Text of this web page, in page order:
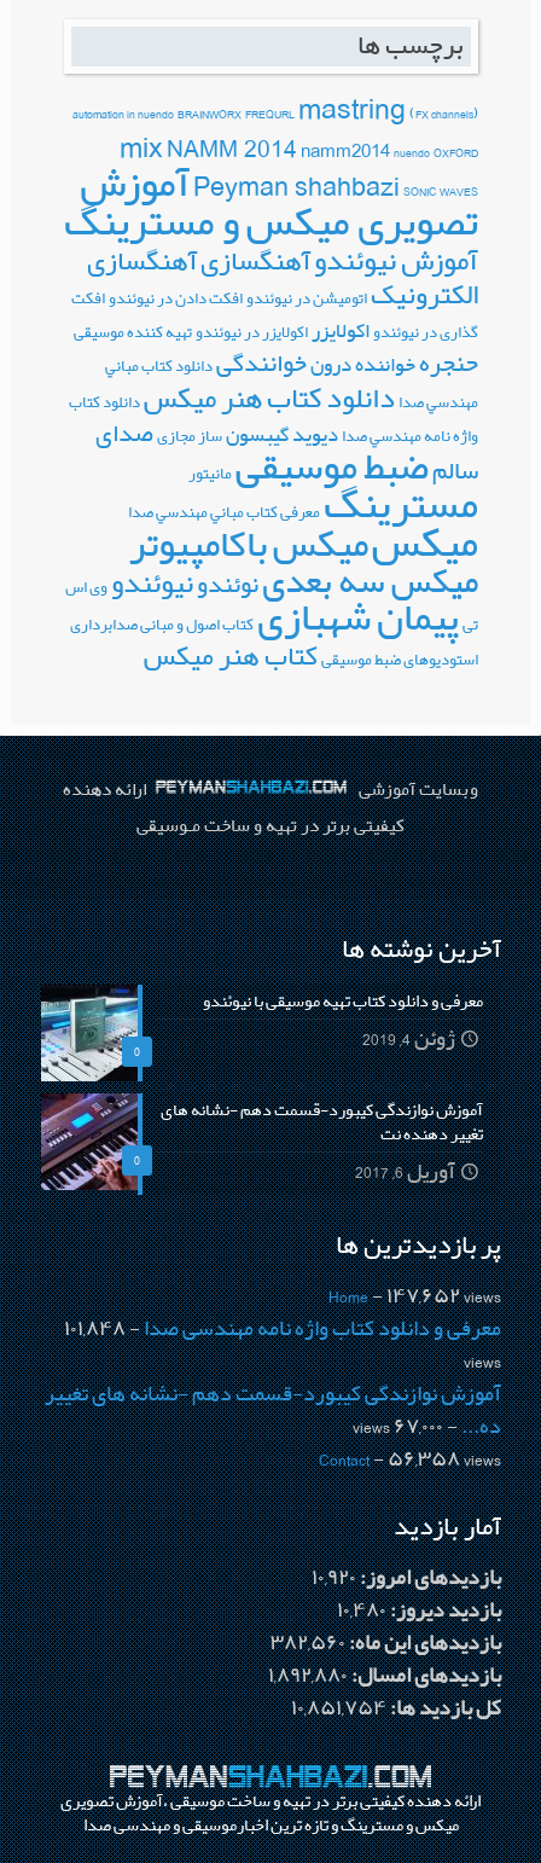
برچسب ها
(FX channels)
automation in nuendoBRAINWORXFREQURL mastring
mixNAMM 2014namm2014nuendoOXFORD
Peyman shahbaziSONICWAVES آموزش
تصویری میکس و مسترینگ
آموزش نیوئندوآهنگسازیآهنگسازی
الکترونیک اتومیشن در نیوئندو افکت دادن در نیوئندو افکت
گذاری در نیوئندو اکولایزراکولایزر در نیوئندو تهیه کننده موسیقی
حنجرهخواننده درونخوانندگیدانلود کتاب مباني
مهندسي صدا دانلود کتاب هنر میکسدانلود کتاب
واژه نامه مهندسي صدا دیوید گیبسونساز مجازیصدای
سالمضبط موسیقیمانیتور مسترینگمعرفی کتاب مباني مهندسي صدا میکسمیکس باکامپیوتر
میکس سه بعدینوئندونیوئندو وی اس
تیپیمان شهبازی کتاب اصول و مبانی صدابرداری
استودیوهای ضبط موسیقیکتاب هنر میکس
وبسایت آموزشی
ارائه دهنده
کیفیتی برتر در تهیه و ساخت مـوسیقی
آخرین نوشته ها
0
معرفی و دانلود کتاب تهیه موسیقی با نیوئندو
ژوئن 4, 2019
0
آموزش نوازندگی کیبورد-قسمت دهم -نشانه های
تغییر دهنده نت
آوریل 6, 2017
پربازدیدترین ها
Home- ۱۴۷,۶۵۲ views
معرفی و دانلود کتاب واژه نامه مهندسی صدا - ۱۰۱,۸۴۸
views
آموزش نوازندگی کیبورد-قسمت دهم -نشانه های تغییر
ده...- ۶۷,۰۰۰ views
Contact- ۵۶,۳۵۸ views
آمار بازدید
بازدیدهای امروز:۱۰,۹۲۰
بازدید دیروز:۱۰,۴۸۰
بازدیدهای این ماه:۳۸۲,۵۶۰
بازدیدهای امسال:۱,۸۹۲,۸۸۰
کل بازدید ها:۱۰,۸۵۱,۷۵۴
ارائه دهنده کیفیتی برتر در تهیه و ساخت موسیقی ،آموزش تصویری
میکس و مسترینگ و تازه ترین اخبارموسیقی و مهندسی صدا